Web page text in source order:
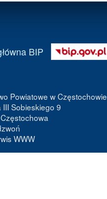
BIP
Powiatowe w Częstochowie
III Sobieskiego 9
WWW